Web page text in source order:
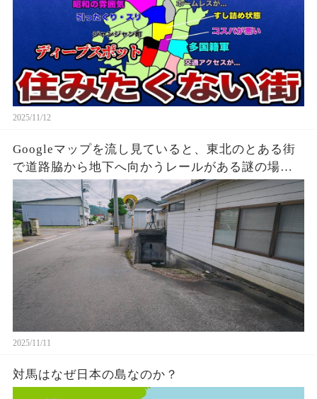
2025/11/12
Googleマップを流し見ていると、東北のとある街
で道路脇から地下へ向かうレールがある謎の場所
を発見した。レールの先は古びた木の扉で、まだ
先が続いてるように見える。これは一体なんなの
か…気になって仕方ないので、先日現地を訪ねて
調べてみた(続)
2025/11/11
対馬はなぜ日本の島なのか？